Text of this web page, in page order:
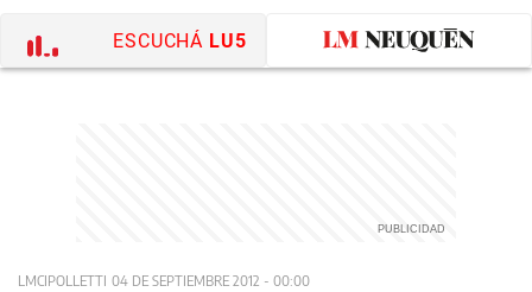
ESCUCHÁ LU5
LMCIPOLLETTI 04 DE SEPTIEMBRE 2012 - 00:00